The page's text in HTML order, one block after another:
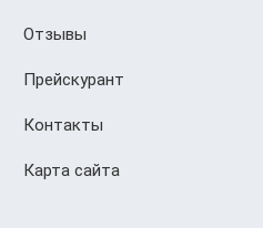
Отзывы
Прейскурант
Контакты
Карта сайта